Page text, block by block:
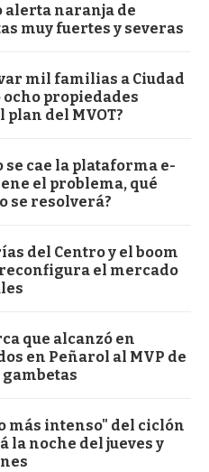
alerta naranja de
muy fuertes y severas
mil familias a Ciudad
propiedades
plan del MVOT?
se cae la plataforma e-
el problema, qué
se resolverá?
del Centro y el boom
reconfigura el mercado
que alcanzó en
en Peñarol al MVP de
más intenso" del ciclón
la noche del jueves y